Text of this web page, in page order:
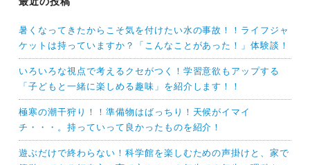
暑くなってきたからこそ気を付けたい水の事故！！ライフジャ
ケットは持っていますか？「こんなことがあった！」体験談！
いろいろな視点で考えるクセがつく！学習意欲もアップする
「子どもと一緒に楽しめる趣味」を紹介します！！
極寒の潮干狩り！！準備物はばっちり！天候がイマイ
チ・・・。持っていって良かったものを紹介！
遊ぶだけで終わらない！科学館を楽しむための声掛けと、家で